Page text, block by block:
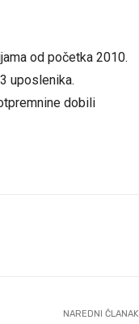
od početka 2010.
uposlenika.
dobili
NAREDNI ČLANAK